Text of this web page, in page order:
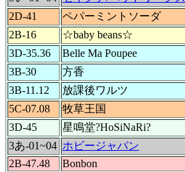
2D-41
ペパーミントソーダ
2B-16
☆baby beans☆
3D-35.36
Belle Ma Poupee
3B-30
方香
3B-11.12
放課後ワルツ
5C-07.08
牧草王国
3D-45
星鳴堂?HoSiNaRi?
3あ-01~04 ホビージャパン
2B-47.48
Bonbon